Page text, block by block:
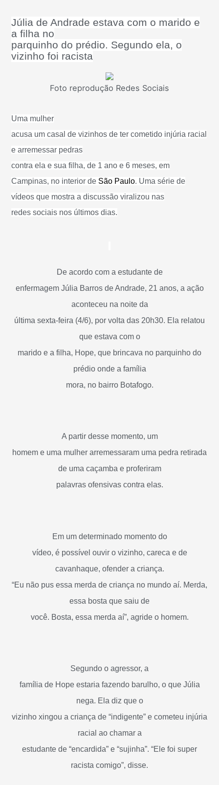
Júlia de Andrade estava com o marido e
a filha no
parquinho do prédio. Segundo ela, o
vizinho foi racista
Foto reprodução Redes Sociais
Uma mulher
acusa um casal de vizinhos de ter cometido injúria racial
e arremessar pedras
contra ela e sua filha, de 1 ano e 6 meses, em
Campinas, no interior de São Paulo. Uma série de
vídeos que mostra a discussão viralizou nas
redes sociais nos últimos dias.
De acordo com a estudante de
enfermagem Júlia Barros de Andrade, 21 anos, a ação
aconteceu na noite da
última sexta-feira (4/6), por volta das 20h30. Ela relatou
que estava com o
marido e a filha, Hope, que brincava no parquinho do
prédio onde a família
mora, no bairro Botafogo.
A partir desse momento, um
homem e uma mulher arremessaram uma pedra retirada
de uma caçamba e proferiram
palavras ofensivas contra elas.
Em um determinado momento do
vídeo, é possível ouvir o vizinho, careca e de
cavanhaque, ofender a criança.
“Eu não pus essa merda de criança no mundo aí. Merda,
essa bosta que saiu de
você. Bosta, essa merda aí”, agride o homem.
Segundo o agressor, a
família de Hope estaria fazendo barulho, o que Júlia
nega. Ela diz que o
vizinho xingou a criança de “indigente” e cometeu injúria
racial ao chamar a
estudante de “encardida” e “sujinha”. “Ele foi super
racista comigo”, disse.